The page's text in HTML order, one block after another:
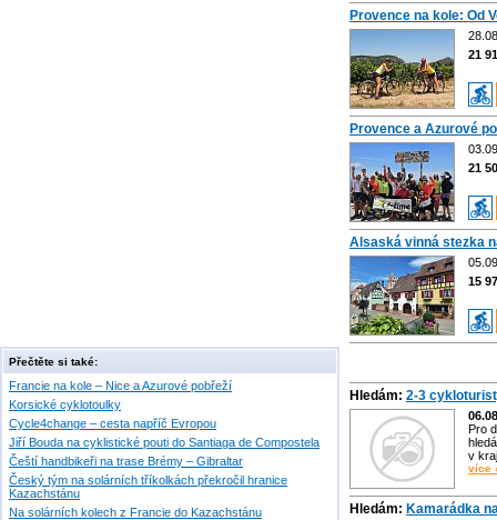
Přečtěte si také:
Francie na kole – Nice a Azurové pobřeží
Korsické cyklotoulky
Cycle4change – cesta napříč Evropou
Jiří Bouda na cyklistické pouti do Santiaga de Compostela
Čeští handbikeři na trase Brémy – Gibraltar
Český tým na solárních tříkolkách překročil hranice
Kazachstánu
Na solárních kolech z Francie do Kazachstánu
Provence na kole: Od
21
Provence a Azurové
21
Alsaská vinná stezka
15
Hledám: 2-3
Pro
v
více
Hledám: Kamarádka